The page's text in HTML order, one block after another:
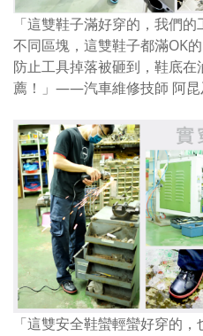
「這雙鞋子滿好穿的，我們
不同區塊，這雙鞋子都滿OK
防止工具掉落被砸到，鞋底
薦！」——汽車維修技師 阿昆
「這雙安全鞋蠻輕蠻好穿的